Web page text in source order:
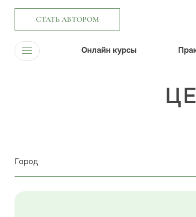
СТАТЬ АВТОРОМ
Онлайн курсы
Город